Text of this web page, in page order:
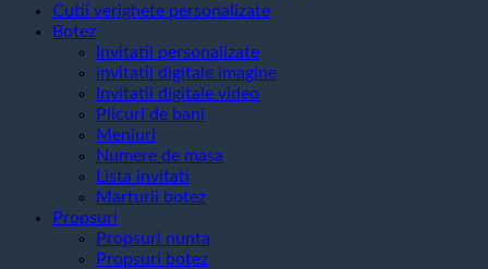
Cutii verighete personalizate
Botez
Invitatii personalizate
invitatii digitale imagine
Invitatii digitale video
Plicuri de bani
Meniuri
Numere de masa
Lista invitati
Marturii botez
Propsuri
Propsuri nunta
Propsuri botez